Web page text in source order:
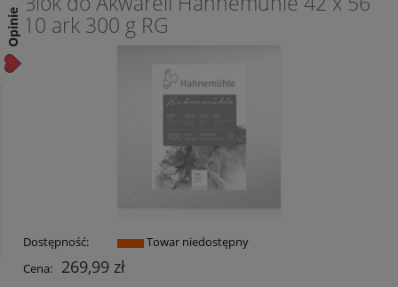
10 ark 300 g RG
Dostępność:
Towar niedostępny
Cena:
269,99 zł
Opinie